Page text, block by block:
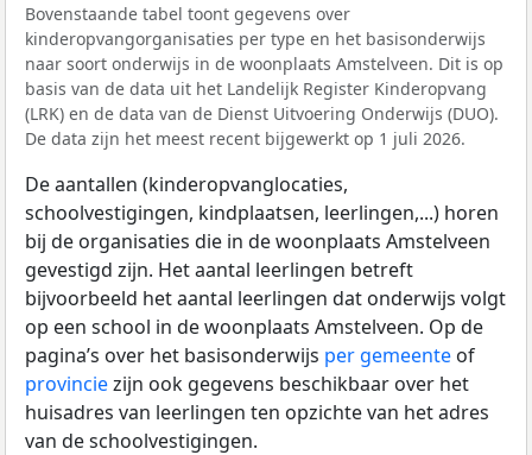
Bovenstaande tabel toont gegevens over
kinderopvangorganisaties per type en het basisonderwijs
naar soort onderwijs in de woonplaats Amstelveen. Dit is op
basis van de data uit het Landelijk Register Kinderopvang
(LRK) en de data van de Dienst Uitvoering Onderwijs (DUO).
De data zijn het meest recent bijgewerkt op 1 juli 2026.
De aantallen (kinderopvanglocaties,
schoolvestigingen, kindplaatsen, leerlingen,...) horen
bij de organisaties die in de woonplaats Amstelveen
gevestigd zijn. Het aantal leerlingen betreft
bijvoorbeeld het aantal leerlingen dat onderwijs volgt
op een school in de woonplaats Amstelveen. Op de
pagina’s over het basisonderwijs per gemeente of
provinciezijn ook gegevens beschikbaar over het
huisadres van leerlingen ten opzichte van het adres
van de schoolvestigingen.